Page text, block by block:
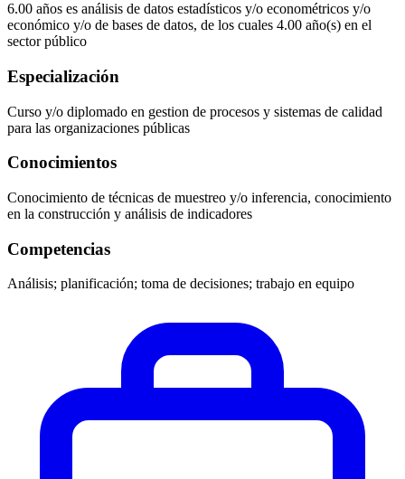
6.00 años es análisis de datos estadísticos y/o econométricos y/o
económico y/o de bases de datos, de los cuales 4.00 año(s) en el
sector público
Especialización
Curso y/o diplomado en gestion de procesos y sistemas de calidad
para las organizaciones públicas
Conocimientos
Conocimiento de técnicas de muestreo y/o inferencia, conocimiento
en la construcción y análisis de indicadores
Competencias
Análisis; planificación; toma de decisiones; trabajo en equipo